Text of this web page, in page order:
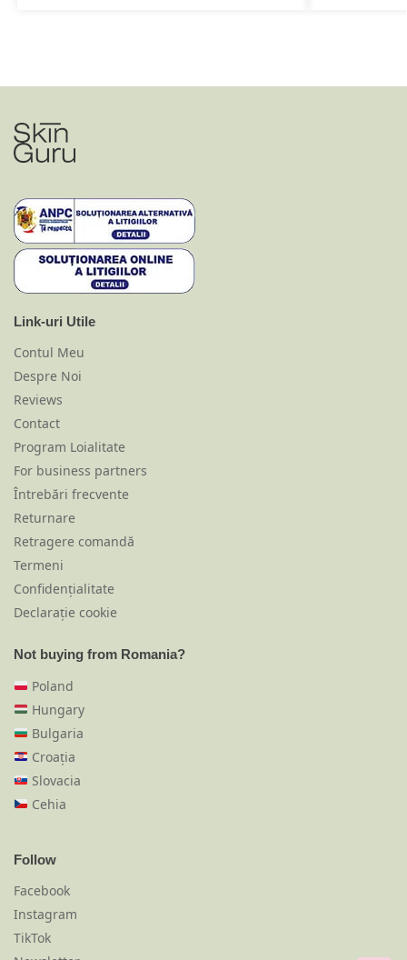
Link-uri Utile
Contul Meu
Despre Noi
Reviews
Contact
Program Loialitate
For business partners
Întrebări frecvente
Returnare
Retragere comandă
Termeni
Confidențialitate
Declarație cookie
Not buying from Romania?
Poland
Hungary
Bulgaria
Croația
Slovacia
Cehia
Follow
Facebook
Instagram
TikTok